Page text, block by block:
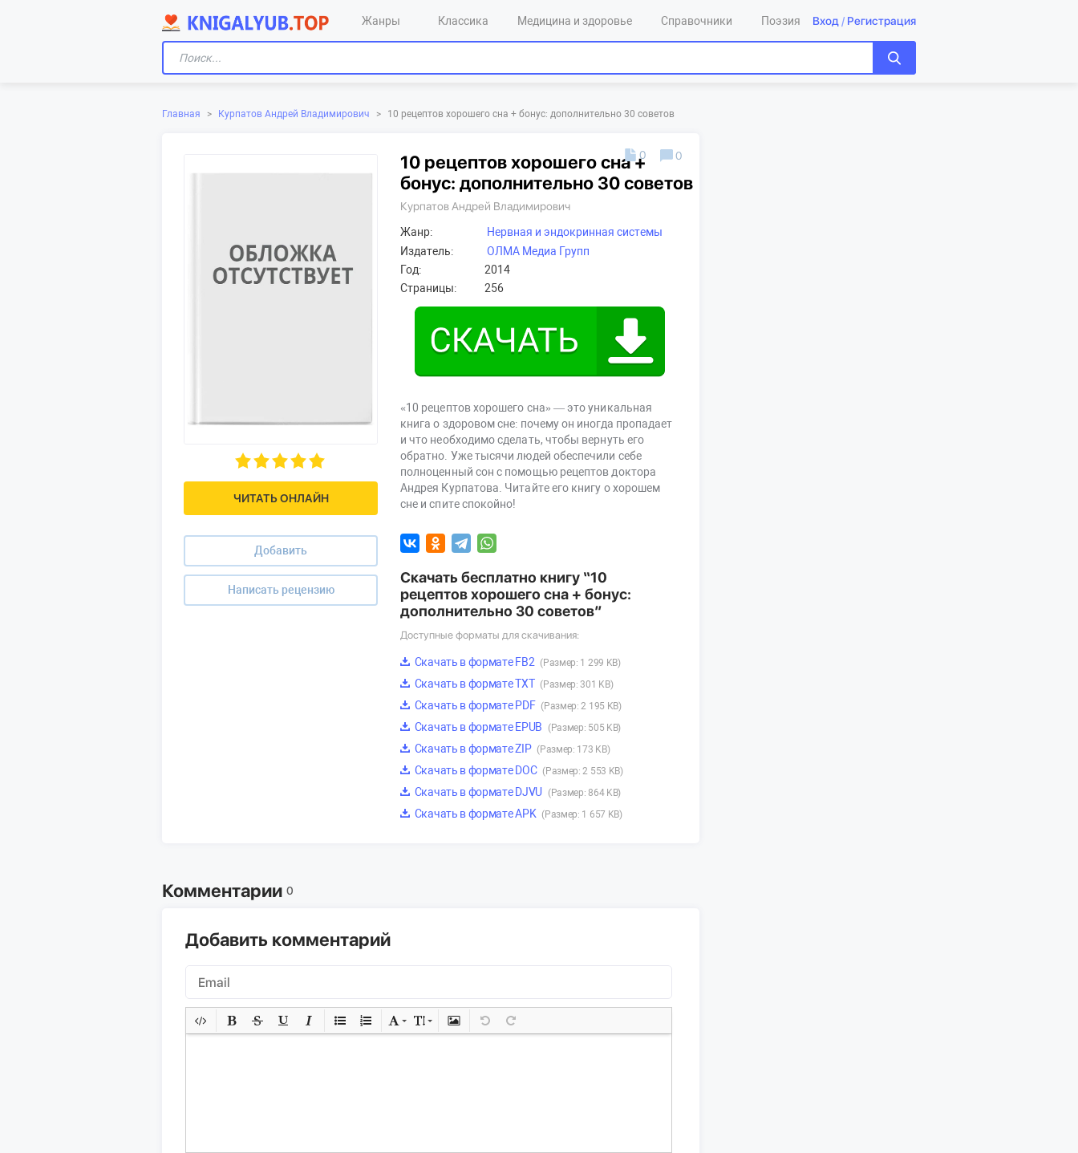
Жанры Классика Медицина и здоровье Справочники Поэзия Вход / Регистрация
Главная > Курпатов Андрей Владимирович > 10 рецептов хорошего сна + бонус: дополнительно 30 советов
ЧИТАТЬ ОНЛАЙН
Добавить
Написать рецензию
10 рецептов хорошего сна +
бонус: дополнительно 30 советов
Курпатов Андрей Владимирович
Жанр:
Нервная и эндокринная системы
Издатель:
ОЛМА Медиа Групп
Год:
2014
Страницы:
256
«10 рецептов хорошего сна» — это уникальная
книга о здоровом сне: почему он иногда пропадает
и что необходимо сделать, чтобы вернуть его
обратно. Уже тысячи людей обеспечили себе
полноценный сон с помощью рецептов доктора
Андрея Курпатова. Читайте его книгу о хорошем
сне и спите спокойно!
0 0
Скачать бесплатно книгу “10
рецептов хорошего сна + бонус:
дополнительно 30 советов”
Доступные форматы для скачивания:
Скачать в формате FB2 (Размер: 1 299 KB)
Скачать в формате TXT (Размер: 301 KB)
Скачать в формате PDF (Размер: 2 195 KB)
Скачать в формате EPUB (Размер: 505 KB)
Скачать в формате ZIP (Размер: 173 KB)
Скачать в формате DOC (Размер: 2 553 KB)
Скачать в формате DJVU (Размер: 864 KB)
Скачать в формате APK (Размер: 1 657 KB)
Комментарии 0
Добавить комментарий